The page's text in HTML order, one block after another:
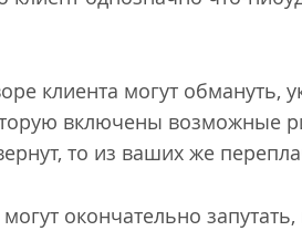
клиента могут
включены возможные
то из ваших же
могут окончательно